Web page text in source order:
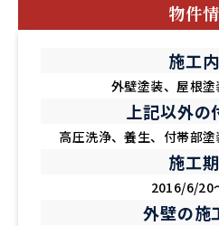
物件
施工
外壁塗装、屋根
上記以外の
高圧洗浄、養生、付帯部
施工
2016/6/20
外壁の施